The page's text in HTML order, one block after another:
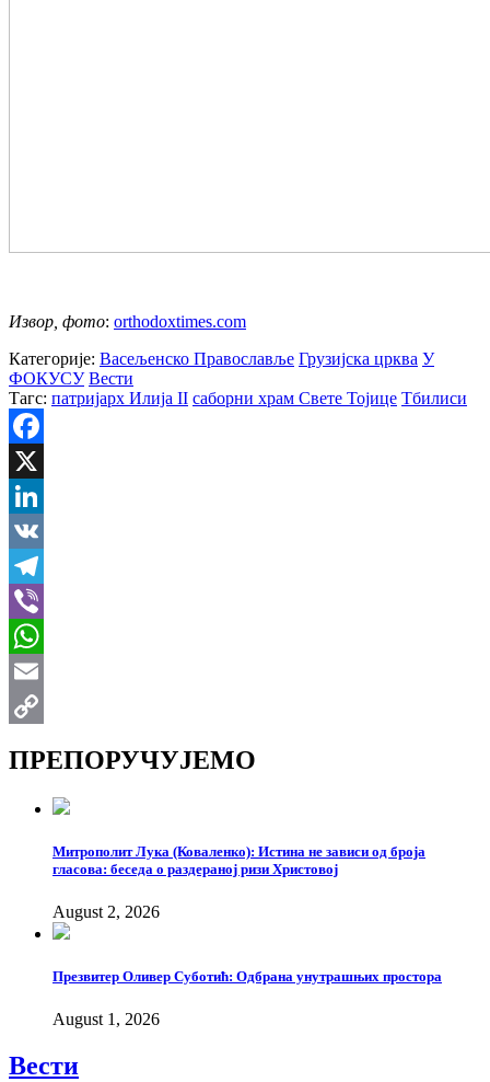
Извор, фото: orthodoxtimes.com
Категорије: Васељенско Православље Грузијска црква У
ФОКУСУ Вести
Тагс: патријарх Илија II саборни храм Свете Тојице Тбилиси
Facebook
X
LinkedIn
VK
Telegram
Viber
WhatsApp
Email
ПРЕПОРУЧУЈЕМО
Митрополит Лука (Коваленко): Истина не зависи од броја
гласова: беседа о раздераној ризи Христовој
August 2, 2026
Презвитер Оливер Суботић: Одбрана унутрашњих простора
August 1, 2026
Вести